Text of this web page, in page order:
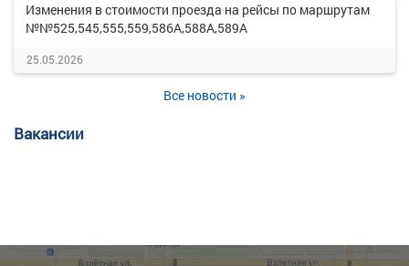
Изменения в стоимости проезда на рейсы по маршрутам
№№525,545,555,559,586А,588А,589А
25.05.2026
Все новости »
Вакансии